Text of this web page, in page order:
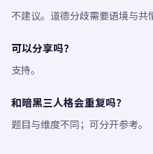
不建议。道德分歧需要语境与共
可以分享吗？
支持。
和暗黑三人格会重复吗？
题目与维度不同；可分开参考。